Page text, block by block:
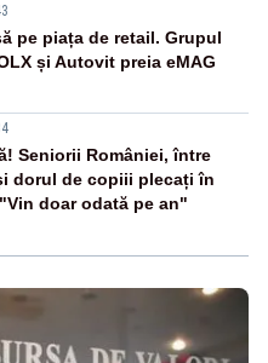
pe piața de retail. Grupul
și Autovit preia eMAG
Seniorii României, între
dorul de copiii plecați în
doar odată pe an"